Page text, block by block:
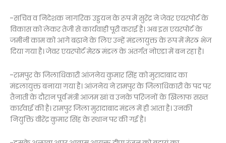
-सचिव व निदेशक नागरिक उड्डयन के रूप में सुरेंद्र ने जेवर एयरपोर्ट के
विकास को लेकर तेजी से कार्यवाही पूरी कराई है। अब इस एयरपोर्ट के
जमीनी काम को आगे बढ़ाने के लिए उन्हें मंडलायुक्त के रूप में मेरठ भेज
दिया गया है। जेवर एयरपोर्ट मेरठ मंडल के अंतर्गत नोएडा में बन रहा है।
-रामपुर के जिलाधिकारी आंजनेय कुमार सिंह को मुरादाबाद का
मंडलायुक्त बनाया गया है। आंजनेय ने रामपुर के जिलाधिकारी के पद पर
तैनाती के दौरान पूर्व मंत्री आजम खां व उनके परिजनों के खिलाफ सख्त
कार्रवाई की है। रामपुर जिला मुरादाबाद मंडल में ही आता है। उनकी
नियुक्ति वीरेंद्र कुमार सिंह के स्थान पर की गई है।